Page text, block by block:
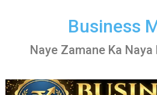
Business
Naye Zamane Ka